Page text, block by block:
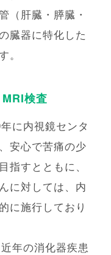
（肝臓・膵臓・
臓器に特化した
。
検査
に内視鏡センタ
安⼼で苦痛の少
指すとともに、
に対しては、内
に施⾏しており
年の消化器疾患